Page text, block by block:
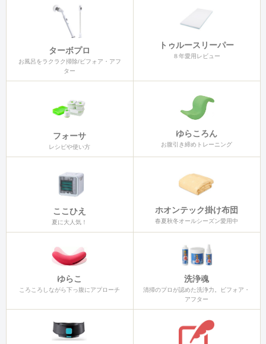
ターボプロ
お風呂をラクラク掃除/ビフォア・アフ
ター
トゥルースリーパー
８年愛用レビュー
フォーサ
レシピや使い方
ゆらころん
お腹引き締めトレーニング
ここひえ
夏に大人気！
ホオンテック掛け布団
春夏秋冬オールシーズン愛用中
ゆらこ
ころころしながら下っ腹にアプローチ
洗浄魂
清掃のプロが認めた洗浄力。ビフォア・
アフター